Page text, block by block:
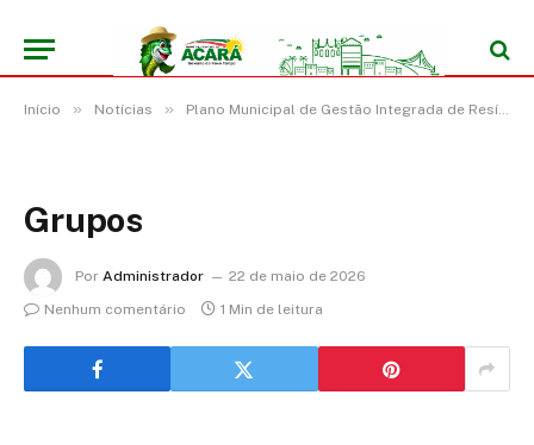
Início » Notícias » Plano Municipal de Gestão Integrada de Resíduos Sólidos (PMGIRS)
Grupos
Por Administrador
22 de maio de 2026
Nenhum comentário
1 Min de leitura